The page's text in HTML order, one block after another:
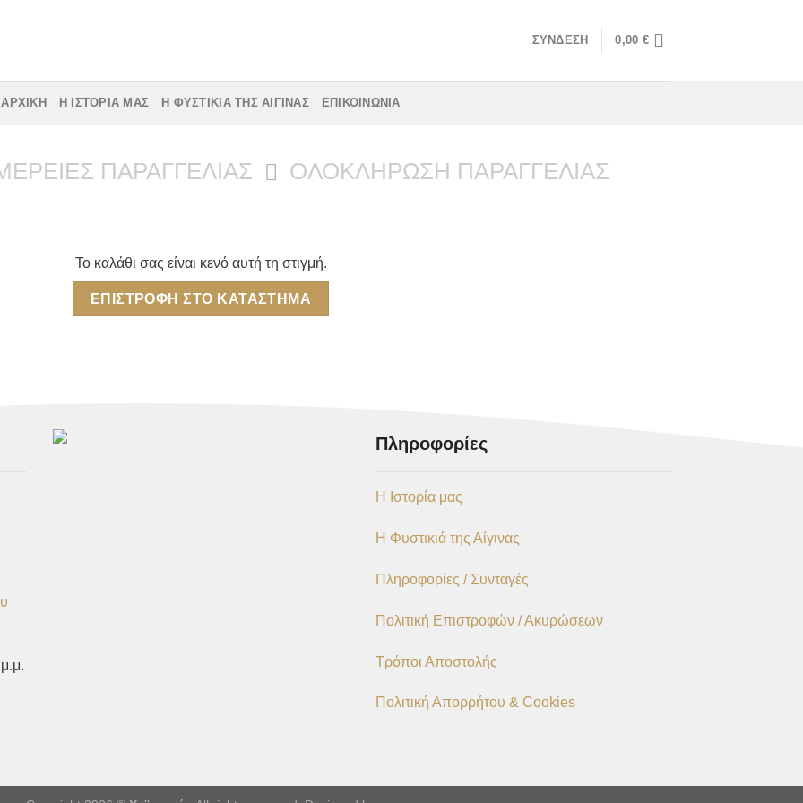
ΣΎΝΔΕΣΗ 0,00 €
ΑΡΧΙΚΉ Η ΙΣΤΟΡΊΑ ΜΑΣ Η ΦΥΣΤΙΚΙΆ ΤΗΣ ΑΊΓΙΝΑΣ ΕΠΙΚΟΙΝΩΝΊΑ
ΠΑΡΑΓΓΕΛΊΑΣ ΟΛΟΚΛΉΡΩΣΗ ΠΑΡΑΓΓΕΛΊΑΣ
Το καλάθι σας είναι κενό αυτή τη στιγμή.
ΕΠΙΣΤΡΟΦΉ ΣΤΟ ΚΑΤΆΣΤΗΜΑ
Πληροφορίες
Η Ιστορία μας
Η Φυστικιά της Αίγινας
Πληροφορίες / Συνταγές
Πολιτική Επιστροφών / Ακυρώσεων
Τρόποι Αποστολής
Πολιτική Απορρήτου & Cookies